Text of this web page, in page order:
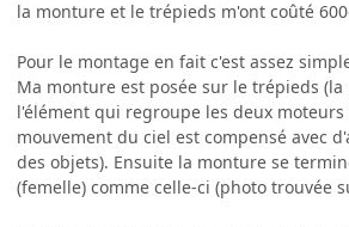
la monture et le trépieds m'ont coûté
Pour le montage en fait c'est assez
Ma monture est posée sur le trépieds
l'élément qui regroupe les deux
mouvement du ciel est compensé avec
des objets). Ensuite la monture se
(femelle) comme celle-ci (photo trouvée